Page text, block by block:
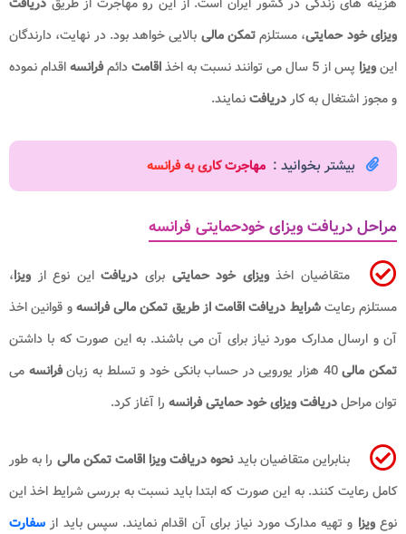
ویزای خود حمایتی، مستلزمتمکن مالی بالایی خواهد بود. در نهایت، دارندگان
اینویزا پس از 5 سال می توانند نسبت به اخذ اقامتدائمفرانسهاقدام نموده
و مجوز اشتغال به کاردریافتنمایند.
بیشتر بخوانید : مهاجرت کاری به فرانسه
مراحل دریافت ویزای خودحمایتی فرانسه
متقاضیان اخذویزای خود حمایتی برای دریافتاین نوع از ویزا،
مستلزم رعایتشرایط دریافت اقامت از طریق تمکن مالی​ فرانسهو قوانین اخذ
آن و ارسال مدارک مورد نیاز برای آن می باشند. به این صورت که با داشتن
تمکن مالی40 هزار یورویی در حساب بانکی خود و تسلط به زبان فرانسه می
توان مراحلدریافتویزای خود حمایتی فرانسه را آغاز کرد.
بنابراین متقاضیان بایدنحوه دریافت ویزا اقامت تمکن مالی را به طور
کامل رعایت کنند. به این صورت که ابتدا باید نسبت به بررسی شرایط اخذ این
نوعویزا و تهیه مدارک مورد نیاز برای آن اقدام نمایند. سپس باید از سفارت